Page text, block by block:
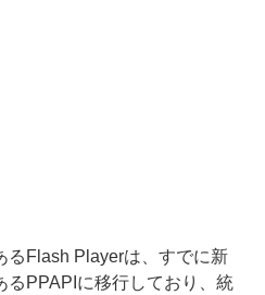
Flash Playerは、すでに新
るPPAPIに移行しており、統